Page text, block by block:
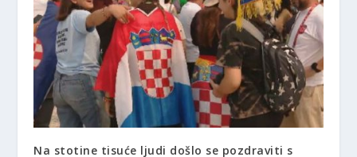
Na stotine tisuće ljudi došlo se pozdraviti s